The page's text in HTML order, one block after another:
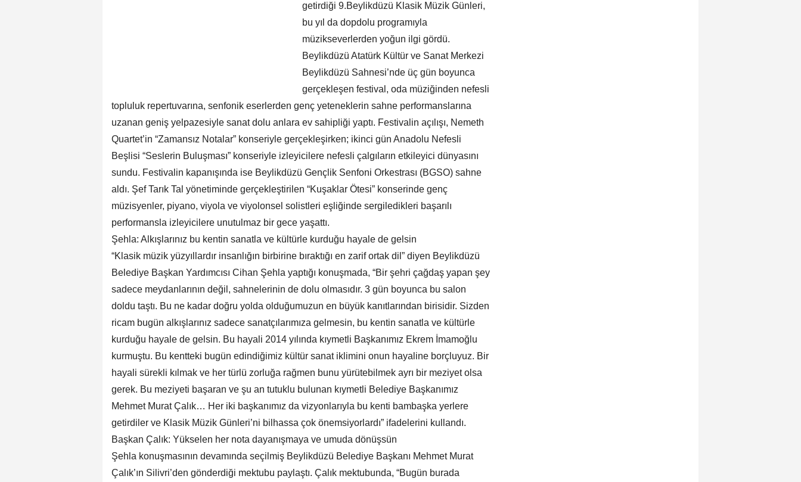
getirdiği 9.Beylikdüzü Klasik Müzik Günleri,
bu yıl da dopdolu programıyla
müzikseverlerden yoğun ilgi gördü.
Beylikdüzü Atatürk Kültür ve Sanat Merkezi
Beylikdüzü Sahnesi’nde üç gün boyunca
gerçekleşen festival, oda müziğinden nefesli
topluluk repertuvarına, senfonik eserlerden genç yeteneklerin sahne performanslarına
uzanan geniş yelpazesiyle sanat dolu anlara ev sahipliği yaptı. Festivalin açılışı, Nemeth
Quartet’in “Zamansız Notalar” konseriyle gerçekleşirken; ikinci gün Anadolu Nefesli
Beşlisi “Seslerin Buluşması” konseriyle izleyicilere nefesli çalgıların etkileyici dünyasını
sundu. Festivalin kapanışında ise Beylikdüzü Gençlik Senfoni Orkestrası (BGSO) sahne
aldı. Şef Tarık Tal yönetiminde gerçekleştirilen “Kuşaklar Ötesi” konserinde genç
müzisyenler, piyano, viyola ve viyolonsel solistleri eşliğinde sergiledikleri başarılı
performansla izleyicilere unutulmaz bir gece yaşattı.
Şehla: Alkışlarınız bu kentin sanatla ve kültürle kurduğu hayale de gelsin
“Klasik müzik yüzyıllardır insanlığın birbirine bıraktığı en zarif ortak dil” diyen Beylikdüzü
Belediye Başkan Yardımcısı Cihan Şehla yaptığı konuşmada, “Bir şehri çağdaş yapan şey
sadece meydanlarının değil, sahnelerinin de dolu olmasıdır. 3 gün boyunca bu salon
doldu taştı. Bu ne kadar doğru yolda olduğumuzun en büyük kanıtlarından birisidir. Sizden
ricam bugün alkışlarınız sadece sanatçılarımıza gelmesin, bu kentin sanatla ve kültürle
kurduğu hayale de gelsin. Bu hayali 2014 yılında kıymetli Başkanımız Ekrem İmamoğlu
kurmuştu. Bu kentteki bugün edindiğimiz kültür sanat iklimini onun hayaline borçluyuz. Bir
hayali sürekli kılmak ve her türlü zorluğa rağmen bunu yürütebilmek ayrı bir meziyet olsa
gerek. Bu meziyeti başaran ve şu an tutuklu bulunan kıymetli Belediye Başkanımız
Mehmet Murat Çalık… Her iki başkanımız da vizyonlarıyla bu kenti bambaşka yerlere
getirdiler ve Klasik Müzik Günleri’ni bilhassa çok önemsiyorlardı” ifadelerini kullandı.
Başkan Çalık: Yükselen her nota dayanışmaya ve umuda dönüşsün
Şehla konuşmasının devamında seçilmiş Beylikdüzü Belediye Başkanı Mehmet Murat
Çalık’ın Silivri’den gönderdiği mektubu paylaştı. Çalık mektubunda, “Bugün burada